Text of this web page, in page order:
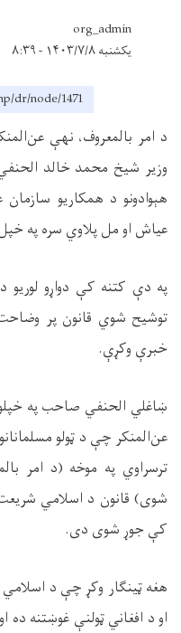
org_admin
یکشنبه ۱۴۰۳/۷/۸ - ۸:۳۹
dr/node/1471
د امر بالمعروف، نهې
وزیر شیخ محمد خالد
هېوادونو د همکاريو
عیاش او مل پلاوي سره په
په دې کتنه کې دواړو لوریو
توشیح شوي قانون پر
خبرې وکړې.
ښاغلي الحنفي صاحب په
عن‌المنکر چې د ټولو
ترسراوي په موخه (د امر
شوی) قانون د اسلامي
کې جوړ شوی دی.
هغه ټینګار وکړ چې د
او د افغاني ټولنې غوښتنه